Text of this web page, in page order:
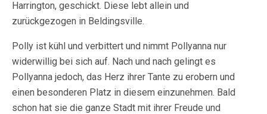
Harrington, geschickt. Diese lebt allein und
zurückgezogen in Beldingsville.
Polly ist kühl und verbittert und nimmt Pollyanna nur
widerwillig bei sich auf. Nach und nach gelingt es
Pollyanna jedoch, das Herz ihrer Tante zu erobern und
einen besonderen Platz in diesem einzunehmen. Bald
schon hat sie die ganze Stadt mit ihrer Freude und